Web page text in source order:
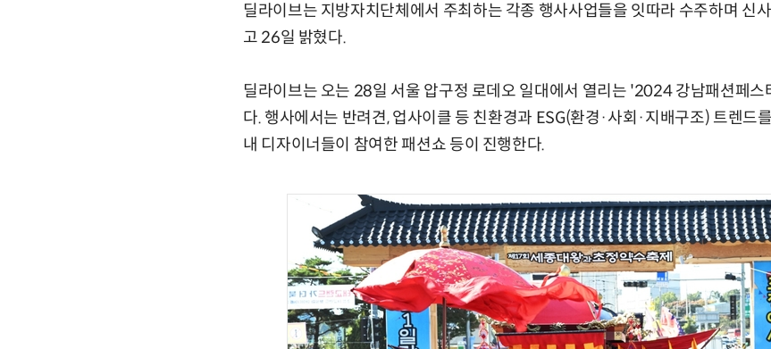
딜라이브는 지방자치단체에서 주최하는 각종 행사사업들을 잇따라 수주하며 신
고 26일 밝혔다.
딜라이브는 오는 28일 서울 압구정 로데오 일대에서 열리는 '2024 강남패션페
다. 행사에서는 반려견, 업사이클 등 친환경과 ESG(환경·사회·지배구조) 트렌드
내 디자이너들이 참여한 패션쇼 등이 진행한다.